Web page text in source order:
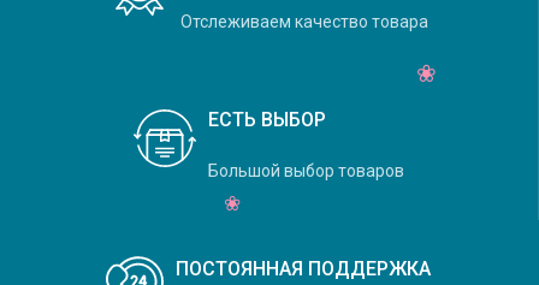
Отслеживаем качество товара
ЕСТЬ ВЫБОР
Большой выбор товаров
ПОСТОЯННАЯ ПОДДЕРЖКА